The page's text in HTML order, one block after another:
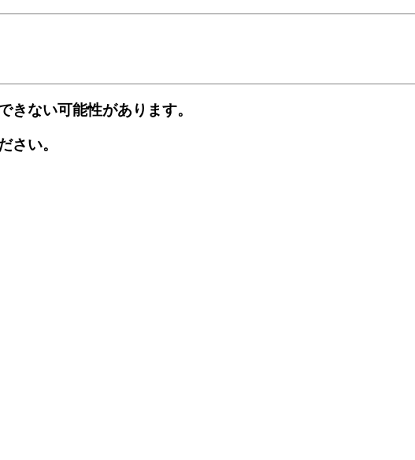
きない可能性があります。
さい。